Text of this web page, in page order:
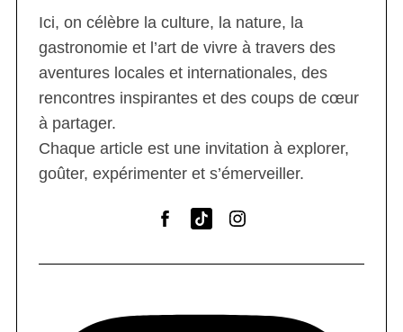
Ici, on célèbre la culture, la nature, la
gastronomie et l’art de vivre à travers des
aventures locales et internationales, des
rencontres inspirantes et des coups de cœur
à partager.
Chaque article est une invitation à explorer,
goûter, expérimenter et s’émerveiller.